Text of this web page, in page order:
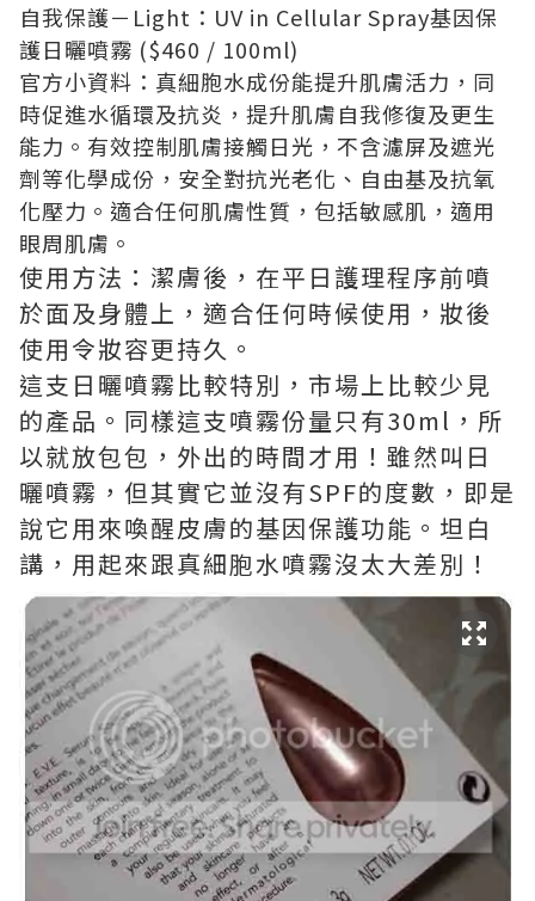
自我保護－Light：UV in Cellular Spray基因保
護日曬噴霧 ($460 / 100ml)
官方小資料：真細胞水成份能提升肌膚活力，同
時促進水循環及抗炎，提升肌膚自我修復及更生
能力。有效控制肌膚接觸日光，不含濾屏及遮光
劑等化學成份，安全對抗光老化、自由基及抗氧
化壓力。適合任何肌膚性質，包括敏感肌，適用
眼周肌膚。
使用方法：潔膚後，在平日護理程序前噴
於面及身體上，適合任何時候使用，妝後
使用令妝容更持久。
這支日曬噴霧比較特別，市場上比較少見
的產品。同樣這支噴霧份量只有30ml，所
以就放包包，外出的時間才用！雖然叫日
曬噴霧，但其實它並沒有SPF的度數，即是
說它用來喚醒皮膚的基因保護功能。坦白
講，用起來跟真細胞水噴霧沒太大差別！